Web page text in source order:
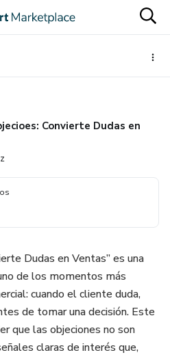
Convierte Dudas en
Dudas en Ventas” es una
de los momentos más
cuando el cliente duda,
de tomar una decisión. Este
que las objeciones no son
claras de interés que,